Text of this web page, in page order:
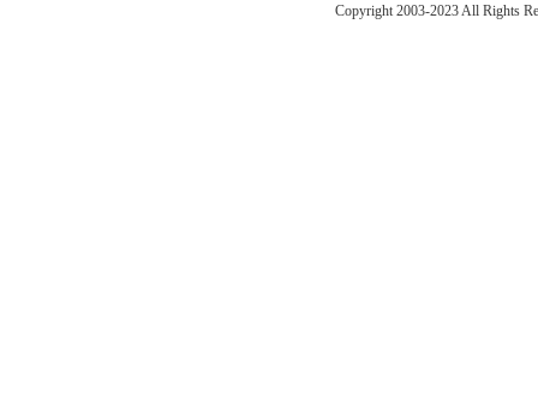
Copyright 2003-2023 All Rights